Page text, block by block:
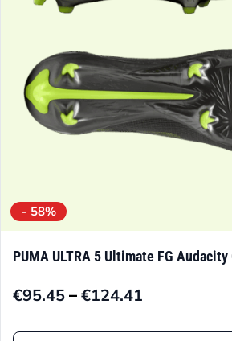
Produktseite
gewählt
werden
- 58%
PUMA ULTRA 5 Ultimate FG Audacity
€95.45–€124.41
Preisspanne:
€95.45
Dieses